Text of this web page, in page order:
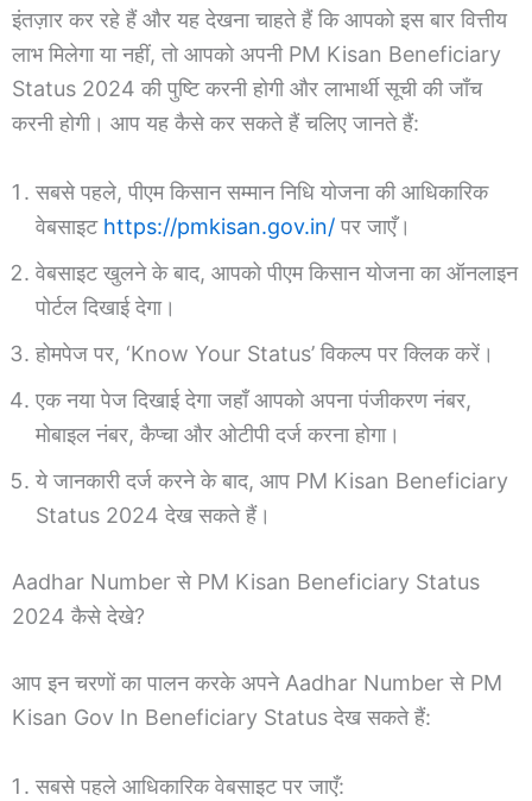
इंतज़ार कर रहे हैं और यह देखना चाहते हैं कि आपको इस बार वित्तीय
लाभ मिलेगा या नहीं, तो आपको अपनी PM Kisan Beneficiary
Status 2024 की पुष्टि करनी होगी और लाभार्थी सूची की जाँच
करनी होगी। आप यह कैसे कर सकते हैं चलिए जानते हैं:
सबसे पहले, पीएम किसान सम्मान निधि योजना की आधिकारिक
वेबसाइटhttps://pmkisan.gov.in/पर जाएँ।
वेबसाइट खुलने के बाद, आपको पीएम किसान योजना का ऑनलाइन
पोर्टल दिखाई देगा।
होमपेज पर, ‘Know Your Status’ विकल्प पर क्लिक करें।
एक नया पेज दिखाई देगा जहाँ आपको अपना पंजीकरण नंबर,
मोबाइल नंबर, कैप्चा और ओटीपी दर्ज करना होगा।
ये जानकारी दर्ज करने के बाद, आप PM Kisan Beneficiary
Status 2024 देख सकते हैं।
Aadhar Number से PM Kisan Beneficiary Status
2024 कैसे देखे?
आप इन चरणों का पालन करके अपने Aadhar Number से PM
Kisan Gov In Beneficiary Status देख सकते हैं:
सबसे पहले आधिकारिक वेबसाइट पर जाएँ: